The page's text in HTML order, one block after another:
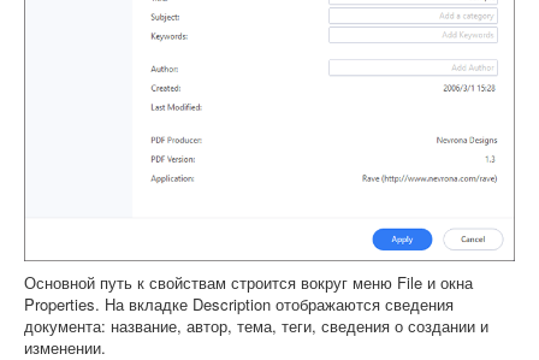
Основной путь к свойствам строится вокруг меню File и окна
Properties. На вкладке Description отображаются сведения
документа: название, автор, тема, теги, сведения о создании и
изменении.